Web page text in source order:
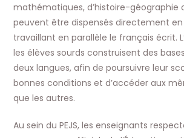
mathématiques, d’histoire-géographie
peuvent être dispensés directement en
travaillant en parallèle le français écrit.
les élèves sourds construisent des
deux langues, afin de poursuivre leur
bonnes conditions et d’accéder aux
que les autres.
Au sein du PEJS, les enseignants